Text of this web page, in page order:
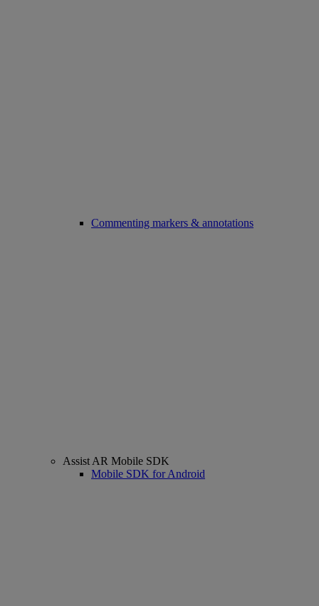
Commenting markers & annotations
Assist AR Mobile SDK
Mobile SDK for Android